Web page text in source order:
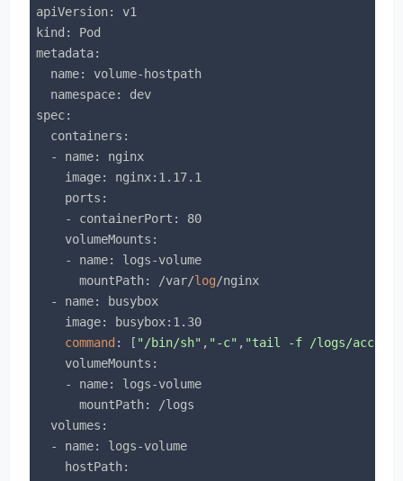
apiVersion: v1
kind: Pod
metadata:
  name: volume-hostpath
  namespace: dev
spec:
  containers:
  - name: nginx
    image: nginx:1.17.1
    ports:
    - containerPort: 80
    volumeMounts:
    - name: logs-volume
      mountPath: /var/
log/nginx
  - name: busybox
    image: busybox:1.30
command : [ "/bin/sh" , "-c" , "tail -f /logs/
    volumeMounts:
    - name: logs-volume
      mountPath: /logs
  volumes:
  - name: logs-volume
    hostPath: